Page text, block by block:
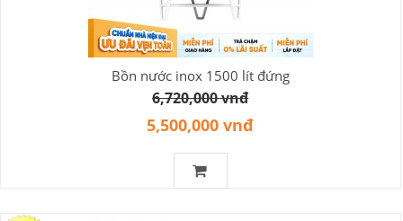
Bồn nước inox 1500 lít đứng
6,720,000 vnđ
5,500,000 vnđ